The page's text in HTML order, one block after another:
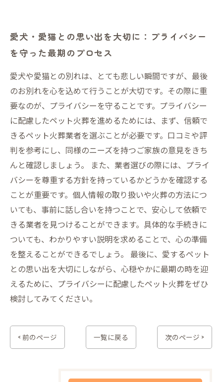
愛犬・愛猫との思い出を大切に：プライバシー
を守った最期のプロセス
愛犬や愛猫との別れは、とても悲しい瞬間ですが、最後
のお別れを心を込めて行うことが大切です。その際に重
要なのが、プライバシーを守ることです。プライバシー
に配慮したペット火葬を進めるためには、まず、信頼で
きるペット火葬業者を選ぶことが必要です。口コミや評
判を参考にし、同様のニーズを持つご家族の意見をきち
んと確認しましょう。 また、業者選びの際には、プライ
バシーを尊重する方針を持っているかどうかを確認する
ことが重要です。個人情報の取り扱いや火葬の方法につ
いても、事前に話し合いを持つことで、安心して依頼で
きる業者を見つけることができます。具体的な手続きに
ついても、わかりやすい説明を求めることで、心の準備
を整えることができるでしょう。 最後に、愛するペット
との思い出を大切にしながら、心穏やかに最期の時を迎
えるために、プライバシーに配慮したペット火葬をぜひ
検討してみてください。
< 前のページ 一覧に戻る 次のページ >